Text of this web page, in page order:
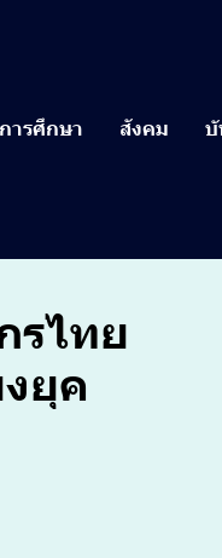
การศึกษา สังคม บั
รไทย
ยุค